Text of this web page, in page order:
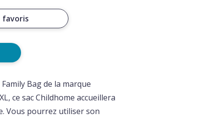
favoris
Bag de la marque
ce sac Childhome accueillera
Vous pourrez utiliser son